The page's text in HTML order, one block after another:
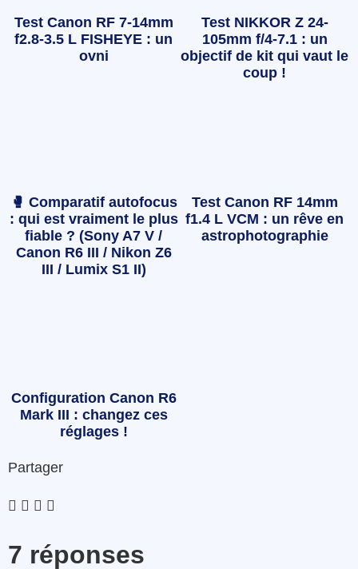
Test Canon RF 7-14mm
f2.8-3.5 L FISHEYE : un
ovni
Test NIKKOR Z 24-
105mm f/4-7.1 : un
objectif de kit qui vaut le
coup !
🥊 Comparatif autofocus
: qui est vraiment le plus
fiable ? (Sony A7 V /
Canon R6 III / Nikon Z6
III / Lumix S1 II)
Test Canon RF 14mm
f1.4 L VCM : un rêve en
astrophotographie
Configuration Canon R6
Mark III : changez ces
réglages !
Partager
7 réponses